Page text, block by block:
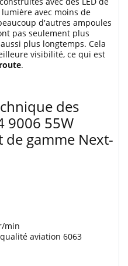
avec moins de
d'autres ampoules
pas seulement plus
plus longtemps. Cela
visibilité, ce qui est
.
des
9006 55W
de gamme Next-
min
aviation 6063